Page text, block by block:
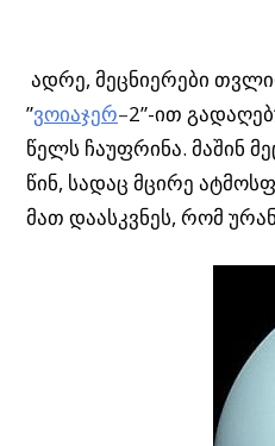
ადრე, მეცნიერები
”ვოიაჯერ–2”-ით
წელს ჩაუფრინა. მაშინ
წინ, სადაც მცირე
მათ დაასკვნეს, რომ